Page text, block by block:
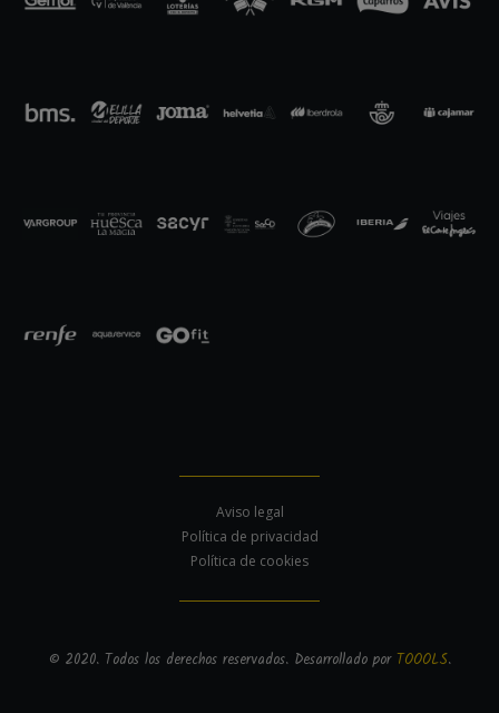
Aviso legal
Política de privacidad
Política de cookies
© 2020. Todos los derechos reservados. Desarrollado porTOOOLS.